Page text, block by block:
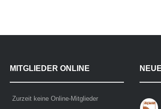
MITGLIEDER ONLINE
Zurzeit keine Online-Mitglieder